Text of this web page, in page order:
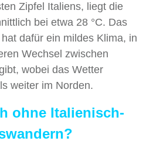
Zipfel Italiens, liegt die
bei etwa 28 °C. Das
dafür ein mildes Klima, in
Wechsel zwischen
wobei das Wetter
weiter im Norden.
ohne Italienisch-